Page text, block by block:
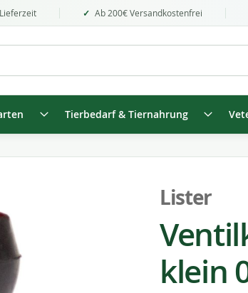
Ab 200€ Versandkostenfrei
Tierbedarf & Tiernahrung
Lister
klein